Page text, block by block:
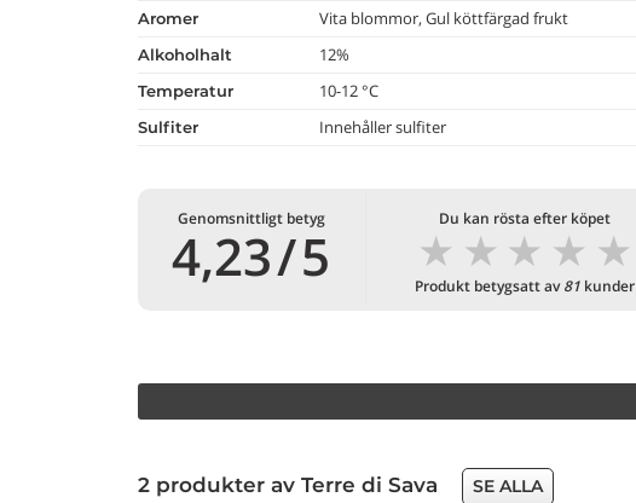
aromer Vita blommor, Gul köttfärgad frukt
alkoholhalt 12%
temperatur 10-12 °C
Sulfiter Innehåller sulfiter
Genomsnittligt betyg
4,23/5
Du kan rösta efter köpet
★
★
★
★
★
Produkt betygsatt av81kunder
2 produkter av Terre di Sava SE ALLA